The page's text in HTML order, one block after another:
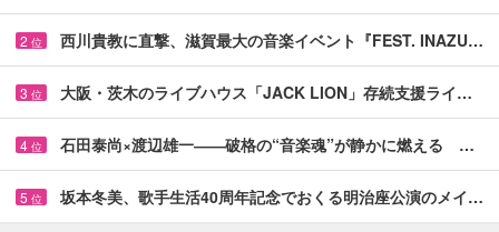
2 位 西川貴教に直撃、滋賀最大の音楽イベント『FEST. INAZU…
3 位 大阪・茨木のライブハウス「JACK LION」存続支援ライ…
4 位 石田泰尚×渡辺雄一――破格の“音楽魂”が静かに燃える …
5 位 坂本冬美、歌手生活40周年記念でおくる明治座公演のメイ…